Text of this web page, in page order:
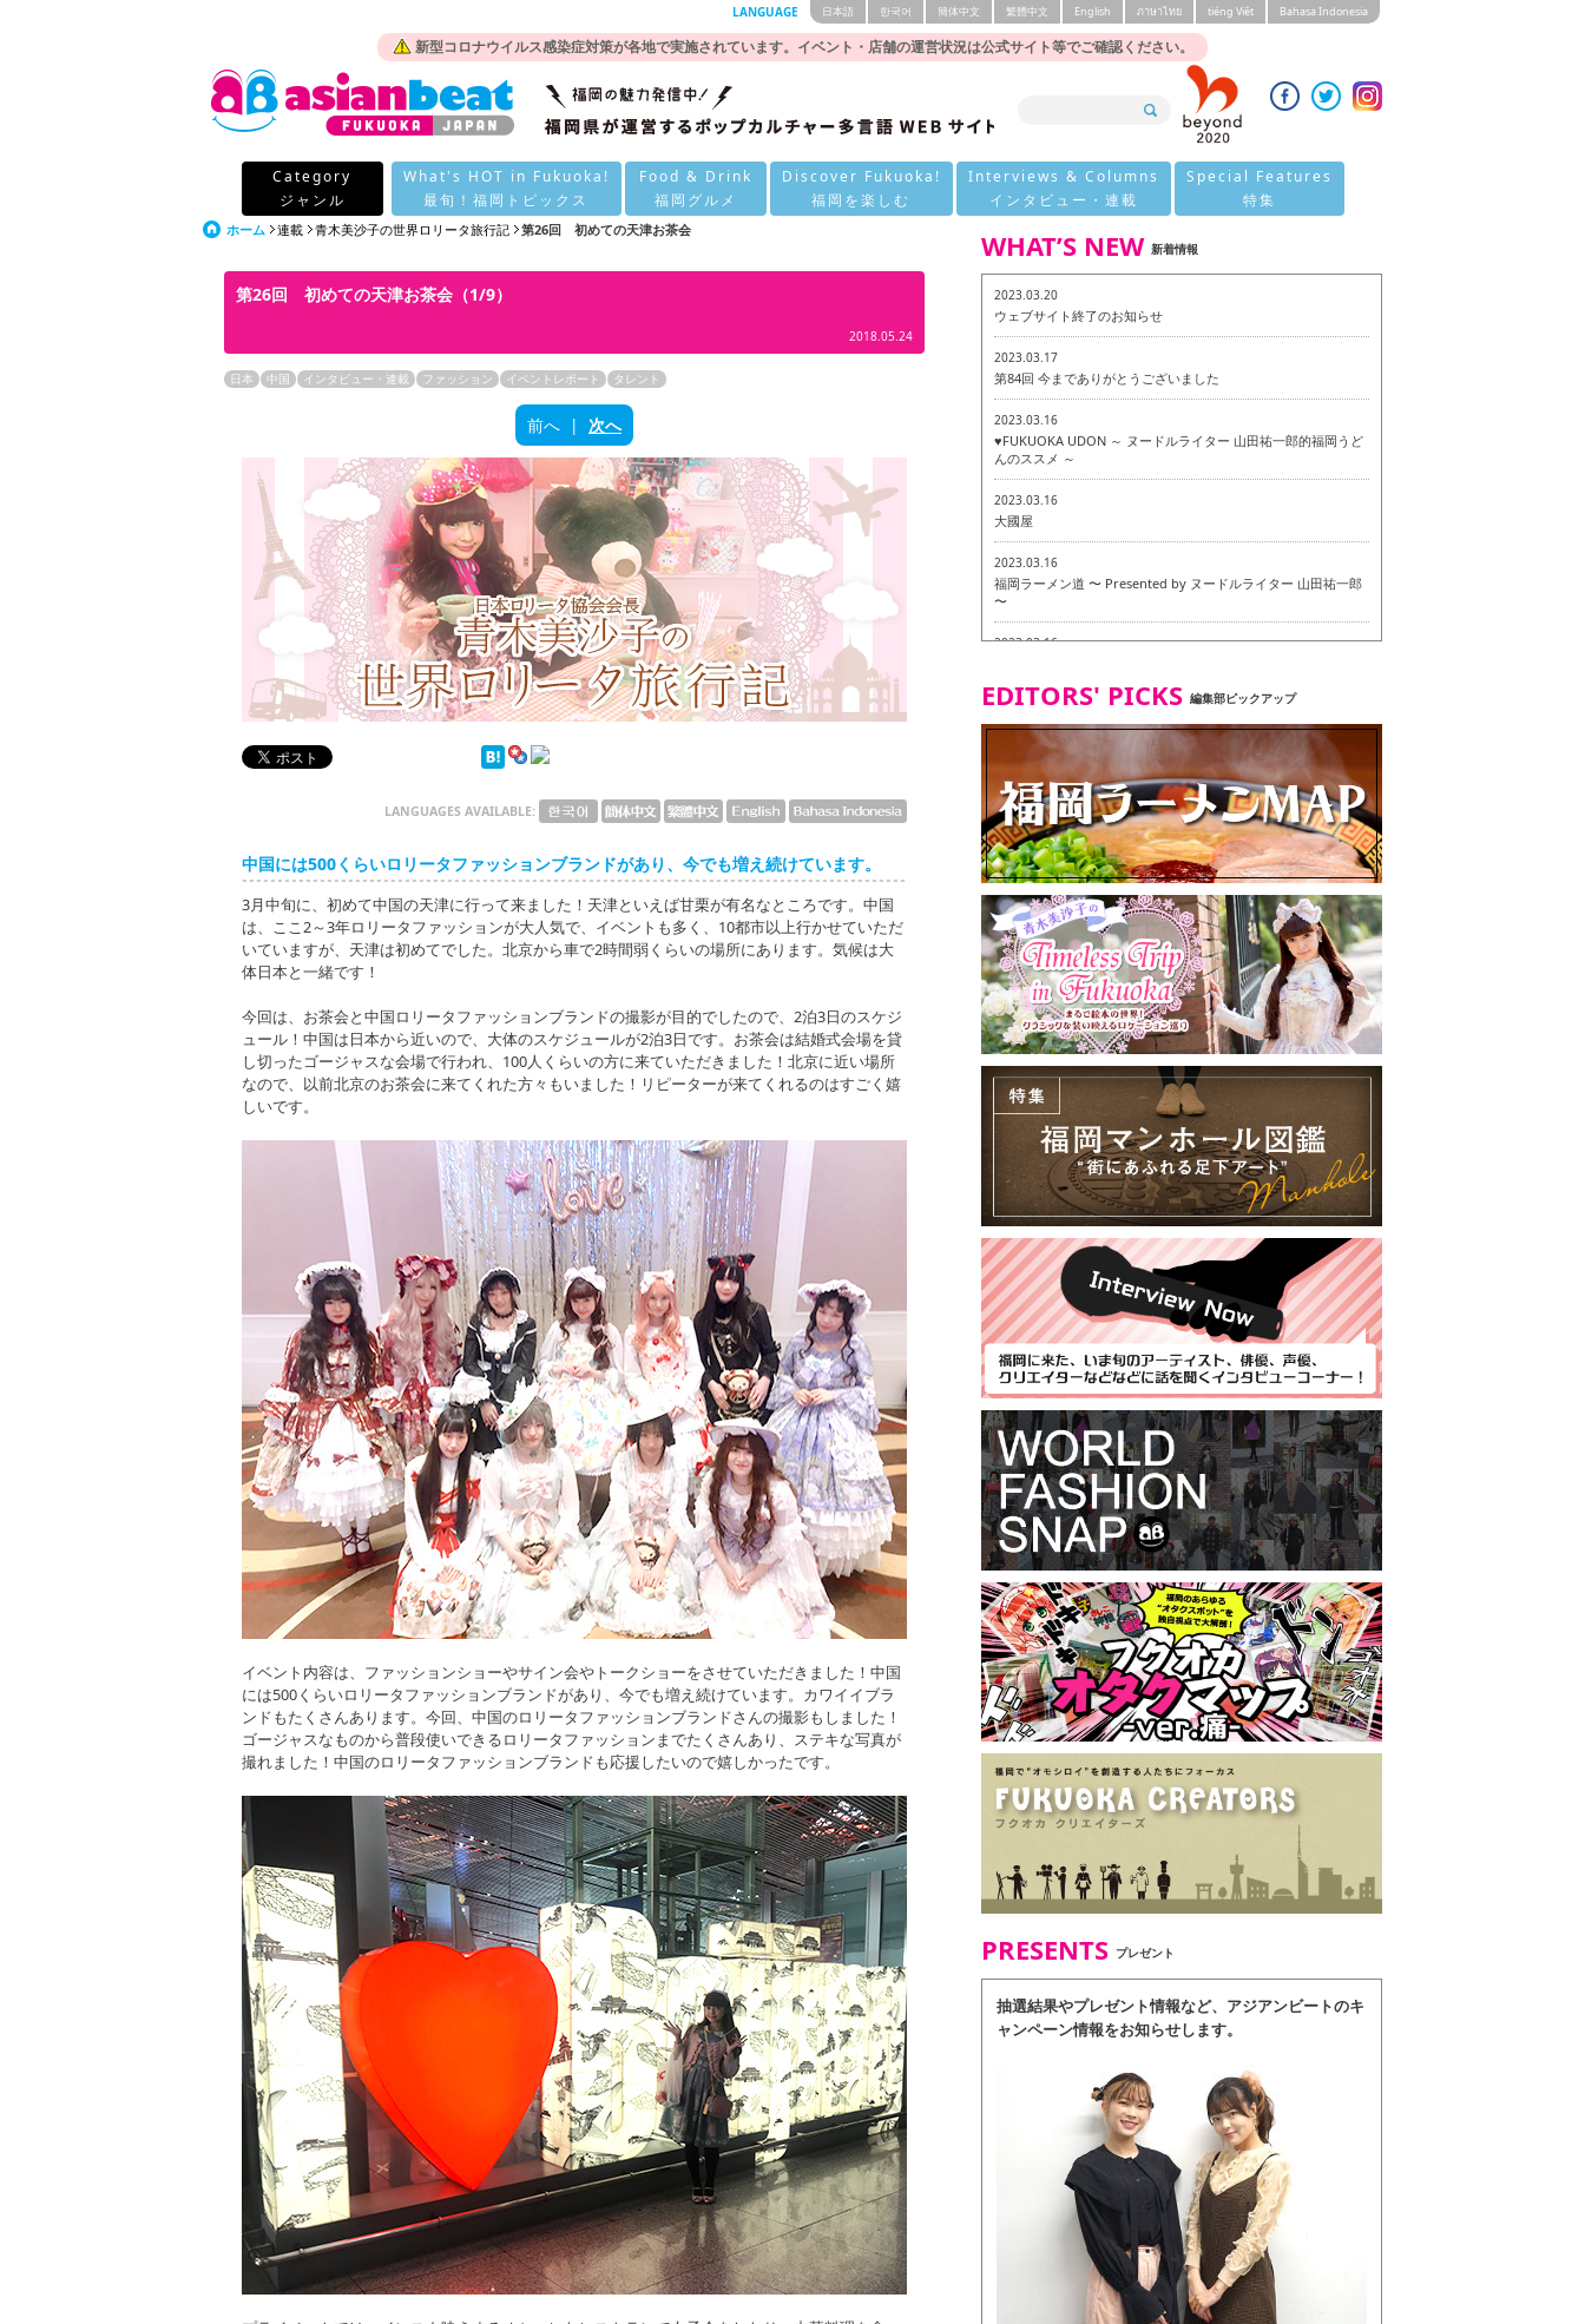
新型コロナウイルス感染症対策が各地で実施されています。イベント・店舗の運営状況は公式サイト等でご確認ください。
LANGUAGE 日本語 한국어 簡体中文 繁體中文 English ภาษาไทย tiéng Viêt Bahasa Indonesia
Category
ジャンル
What's HOT in Fukuoka!
最旬！福岡トピックス
Food & Drink
福岡グルメ
Discover Fukuoka!
福岡を楽しむ
Interviews & Columns
インタビュー・連載
Special Features
特集
ホーム 連載 青木美沙子の世界ロリータ旅行記 第26回 初めての天津お茶会
第26回 初めての天津お茶会（1/9）
2018.05.24
日本 中国 インタビュー・連載 ファッション イベントレポート タレント
前へ | 次へ
LANGUAGES AVAILABLE:
中国には500くらいロリータファッションブランドがあり、今でも増え続けています。
3月中旬に、初めて中国の天津に行って来ました！天津といえば甘栗が有名なところです。中国
は、ここ2～3年ロリータファッションが大人気で、イベントも多く、10都市以上行かせていただ
いていますが、天津は初めてでした。北京から車で2時間弱くらいの場所にあります。気候は大
体日本と一緒です！
今回は、お茶会と中国ロリータファッションブランドの撮影が目的でしたので、2泊3日のスケジ
ュール！中国は日本から近いので、大体のスケジュールが2泊3日です。お茶会は結婚式会場を貸
し切ったゴージャスな会場で行われ、100人くらいの方に来ていただきました！北京に近い場所
なので、以前北京のお茶会に来てくれた方々もいました！リピーターが来てくれるのはすごく嬉
しいです。
イベント内容は、ファッションショーやサイン会やトークショーをさせていただきました！中国
には500くらいロリータファッションブランドがあり、今でも増え続けています。カワイイブラ
ンドもたくさんあります。今回、中国のロリータファッションブランドさんの撮影もしました！
ゴージャスなものから普段使いできるロリータファッションまでたくさんあり、ステキな写真が
撮れました！中国のロリータファッションブランドも応援したいので嬉しかったです。
WHAT’S NEW 新着情報
2023.03.20
ウェブサイト終了のお知らせ
2023.03.17
第84回 今までありがとうございました
2023.03.16
♥FUKUOKA UDON ～ ヌードルライター 山田祐一郎的福岡うど
んのススメ ～
2023.03.16
大國屋
2023.03.16
福岡ラーメン道 〜 Presented by ヌードルライター 山田祐一郎
〜
2023.03.16
2023.03.07
ヴィーガン・ベジタリアンメニュー試食ツアー in 福岡市
2023.03.07
磯ぎよからず 博多本店 〜 ヴィーガン・ベジタリアンメニュー試
食ツアー in 福岡市！〜
2023.03.02
リトルスタンド大名店 〜 ヴィーガン・ベジタリアンメニュー
試食ツアー in 福岡市！〜
2023.02.28
東筑軒 折尾本社うどん店
EDITORS' PICKS 編集部ピックアップ
PRESENTS プレゼント
抽選結果やプレゼント情報など、アジアンビートのキ
ャンペーン情報をお知らせします。